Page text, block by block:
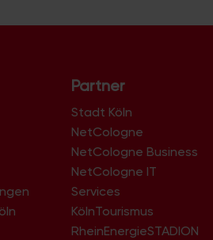
Partner
Stadt Köln
NetCologne
NetCologne Business
NetCologne IT
Services
KölnTourismus
RheinEnergieSTADION